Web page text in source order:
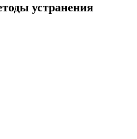
устранения